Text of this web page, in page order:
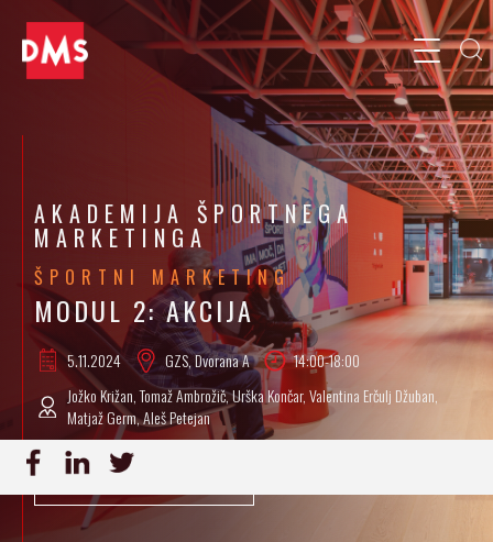
AKADEMIJA ŠPORTNEGA
MARKETINGA
ŠPORTNI MARKETING
MODUL 2: AKCIJA
5.11.2024 GZS, Dvorana A
14:00-18:00
Jožko Križan, Tomaž Ambrožič, Urška Končar, Valentina Erčulj Džuban,
Matjaž Germ, Aleš Petejan